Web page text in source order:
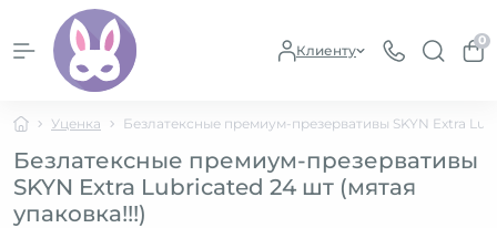
Клиенту
0
Уценка Безлатексные премиум-презервативы SKYN Extra
Безлатексные премиум-презервативы
SKYN Extra Lubricated 24 шт (мятая
упаковка!!!)